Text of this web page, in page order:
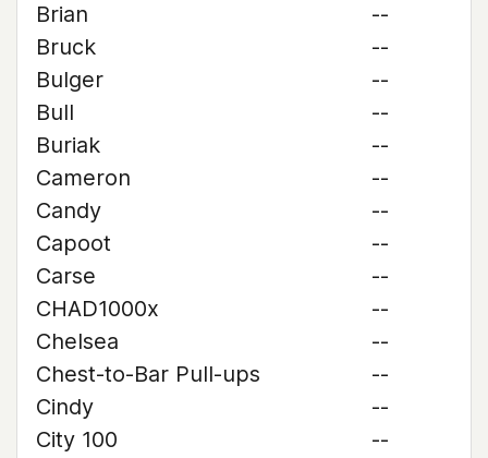
Brian
--
Bruck
--
Bulger
--
Bull
--
Buriak
--
Cameron
--
Candy
--
Capoot
--
Carse
--
CHAD1000x
--
Chelsea
--
Chest-to-Bar Pull-ups
--
Cindy
--
City 100
--